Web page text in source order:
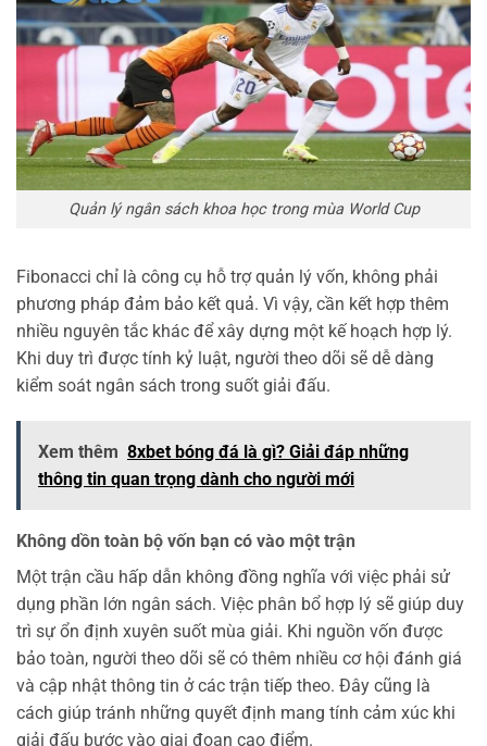
Quản lý ngân sách khoa học trong mùa World Cup
Fibonacci chỉ là công cụ hỗ trợ quản lý vốn, không phải
phương pháp đảm bảo kết quả. Vì vậy, cần kết hợp thêm
nhiều nguyên tắc khác để xây dựng một kế hoạch hợp lý.
Khi duy trì được tính kỷ luật, người theo dõi sẽ dễ dàng
kiểm soát ngân sách trong suốt giải đấu.
Xem thêm 8xbet bóng đá là gì? Giải đáp những
thông tin quan trọng dành cho người mới
Không dồn toàn bộ vốn bạn có vào một trận
Một trận cầu hấp dẫn không đồng nghĩa với việc phải sử
dụng phần lớn ngân sách. Việc phân bổ hợp lý sẽ giúp duy
trì sự ổn định xuyên suốt mùa giải. Khi nguồn vốn được
bảo toàn, người theo dõi sẽ có thêm nhiều cơ hội đánh giá
và cập nhật thông tin ở các trận tiếp theo. Đây cũng là
cách giúp tránh những quyết định mang tính cảm xúc khi
giải đấu bước vào giai đoạn cao điểm.